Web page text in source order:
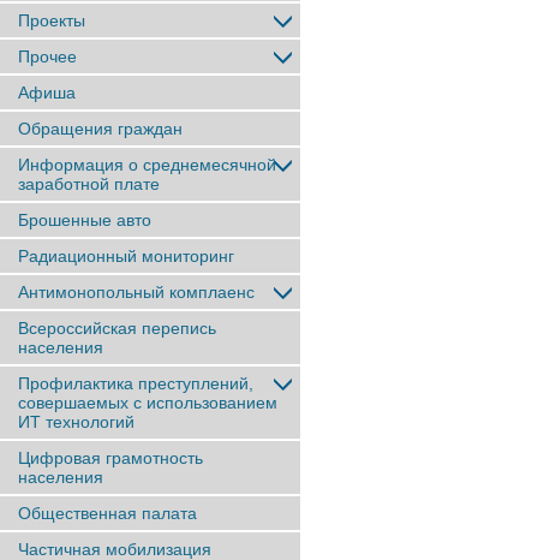
Проекты
Прочее
Афиша
Обращения граждан
Информация о среднемесячной
заработной плате
Брошенные авто
Радиационный мониторинг
Антимонопольный комплаенс
Всероссийская перепись
населения
Профилактика преступлений,
совершаемых с использованием
ИТ технологий
Цифровая грамотность
населения
Общественная палата
Частичная мобилизация